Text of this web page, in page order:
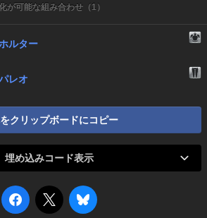
が可能な組み合わせ（1）
ルター
レオ
クリップボードにコピー
埋め込みコード表示